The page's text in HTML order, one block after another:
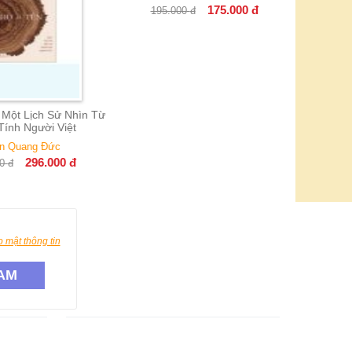
Lịch Sử Nhìn Từ
Người Việt
Đức
296.000 đ
195.000 đ 175.000 đ
mật thông tin